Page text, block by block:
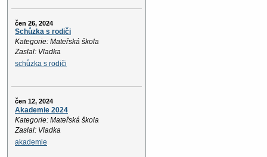
čen 26, 2024
Schůzka s rodiči
Kategorie: Mateřská škola
Zaslal: Vladka
schůzka s rodiči
čen 12, 2024
Akademie 2024
Kategorie: Mateřská škola
Zaslal: Vladka
akademie